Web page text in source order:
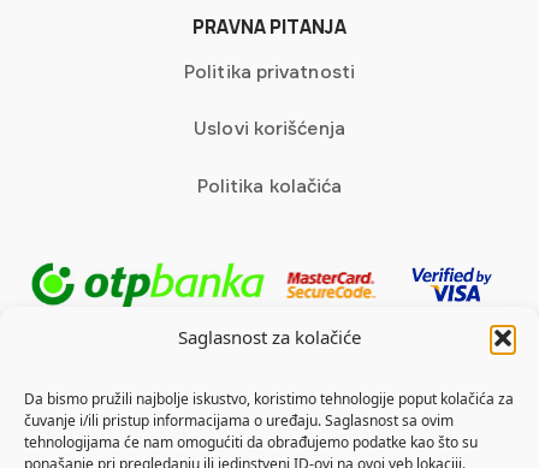
Saglasnost za kolačiće
Da bismo pružili najbolje iskustvo, koristimo tehnologije poput kolačića za
čuvanje i/ili pristup informacijama o uređaju. Saglasnost sa ovim
tehnologijama će nam omogućiti da obrađujemo podatke kao što su
ponašanje pri pregledanju ili jedinstveni ID-ovi na ovoj veb lokaciji.
PRAVNA PITANJA
Politika privatnosti
Uslovi korišćenja
Politika kolačića